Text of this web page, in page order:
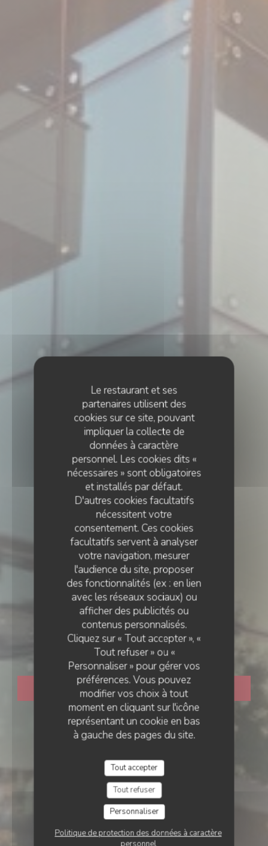
Le restaurant et ses
partenaires utilisent des
cookies sur ce site, pouvant
impliquer la collecte de
données à caractère
personnel. Les cookies dits «
nécessaires » sont obligatoires
et installés par défaut.
D'autres cookies facultatifs
nécessitent votre
consentement. Ces cookies
facultatifs servent à analyser
votre navigation, mesurer
l'audience du site, proposer
des fonctionnalités (ex : en lien
avec les réseaux sociaux) ou
afficher des publicités ou
contenus personnalisés.
Cliquez sur « Tout accepter », «
Tout refuser » ou «
Personnaliser » pour gérer vos
préférences. Vous pouvez
modifier vos choix à tout
moment en cliquant sur l'icône
représentant un cookie en bas
à gauche des pages du site.
Tout accepter
Tout refuser
Personnaliser
Politique de protection des données à caractère
personnel
RESTAURANT TRADITIONNEL
• BOIS-COLOMBES
Rizzo
RÉSERVER